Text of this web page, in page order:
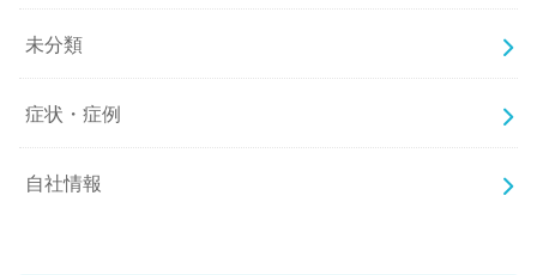
未分類
症状・症例
自社情報